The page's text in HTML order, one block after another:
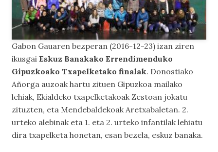
Gabon Gauaren bezperan (2016-12-23) izan ziren
ikusgai Eskuz Banakako Errendimenduko
Gipuzkoako Txapelketako finalak. Donostiako
Añorga auzoak hartu zituen Gipuzkoa mailako
lehiak, Ekialdeko txapelketakoak Zestoan jokatu
zituzten, eta Mendebaldekoak Aretxabaletan. 2.
urteko alebinak eta 1. eta 2. urteko infantilak lehiatu
dira txapelketa honetan, esan bezela, eskuz banaka.